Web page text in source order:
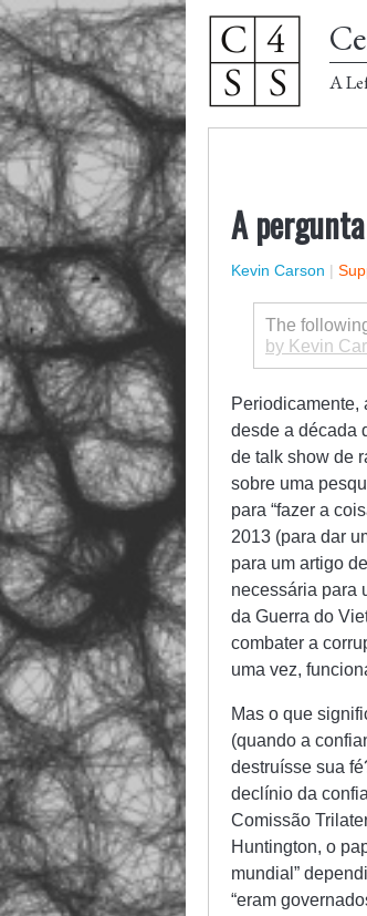
A
A
Kevin Carson |
The
by Kevin
Periodicamente,
desde a década
de talk show de
sobre uma
para “fazer a
2013 (para dar
para um artigo
necessária para
da Guerra do
combater a
uma vez,
Mas o que
(quando a
destruísse sua
declínio da
Comissão
Huntington, o
mundial”
“eram